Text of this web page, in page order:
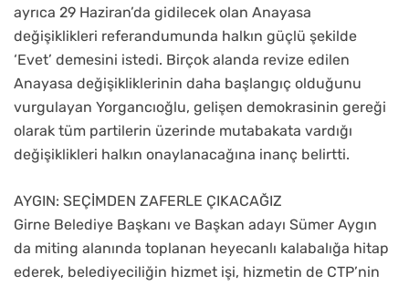
ayrıca 29 Haziran’da gidilecek olan Anayasa
değişiklikleri referandumunda halkın güçlü şekilde
‘Evet’ demesini istedi. Birçok alanda revize edilen
Anayasa değişikliklerinin daha başlangıç olduğunu
vurgulayan Yorgancıoğlu, gelişen demokrasinin gereği
olarak tüm partilerin üzerinde mutabakata vardığı
değişiklikleri halkın onaylanacağına inanç belirtti.
AYGIN: SEÇİMDEN ZAFERLE ÇIKACAĞIZ
Girne Belediye Başkanı ve Başkan adayı Sümer Aygın
da miting alanında toplanan heyecanlı kalabalığa hitap
ederek, belediyeciliğin hizmet işi, hizmetin de CTP’nin